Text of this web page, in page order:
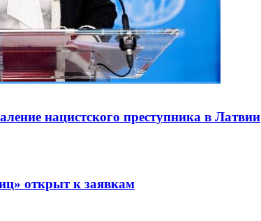
нацистского преступника в Латвии
открыт к заявкам